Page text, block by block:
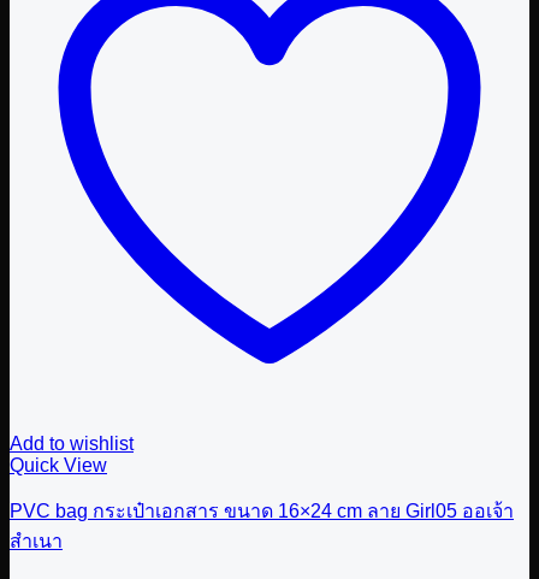
Add to wishlist
Quick View
PVC bag กระเป๋าเอกสาร ขนาด 16×24 cm ลาย Girl05 ออเจ้า
สำเนา